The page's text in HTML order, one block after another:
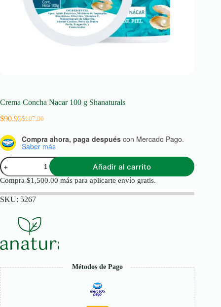
Crema Concha Nacar 100 g Shanaturals
$107.00
Original
was:
$107.00.
$90.95Current
is:
$90.95.
Compra ahora, paga después con Mercado Pago.
Saber más
Crema
Concha
Nacar
100
g
Shanaturals
Añadir al carrito
Compra $1,500.00 más para aplicarte envío gratis.
SKU: 5267
Métodos de Pago